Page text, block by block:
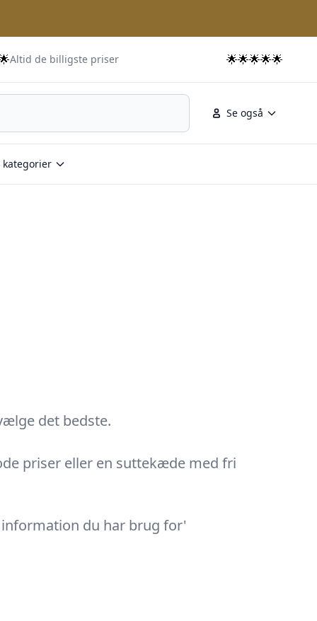
Altid de billigste priser 🌟🌟🌟🌟🌟
Se også
det bedste.
priser eller en suttekæde med fri
du har brug for'